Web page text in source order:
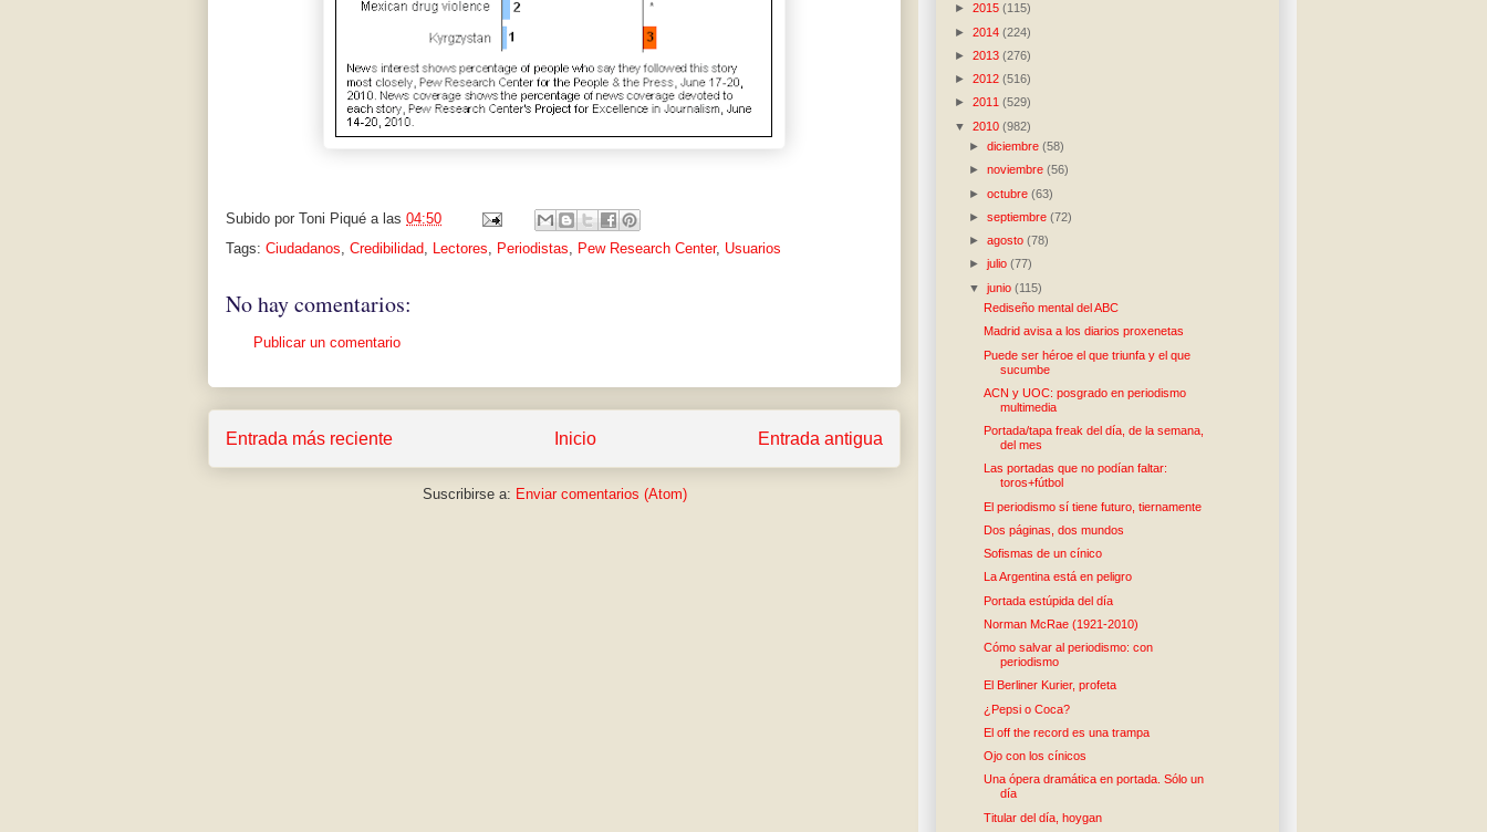
Subido por Toni Piqué a las 04:50
Tags: Ciudadanos, Credibilidad, Lectores, Periodistas, Pew Research Center, Usuarios
No hay comentarios:
Publicar un comentario
Entrada más reciente Entrada antigua
Inicio
Suscribirse a: Enviar comentarios (Atom)
► 2015 (115)
► 2014 (224)
► 2013 (276)
► 2012 (516)
► 2011 (529)
▼ 2010 (982)
►diciembre(58)
►noviembre(56)
►octubre(63)
►septiembre(72)
►agosto(78)
►julio(77)
▼junio(115)
Rediseño mental del ABC
Madrid avisa a los diarios proxenetas
Puede ser héroe el que triunfa y el que
sucumbe
ACN y UOC: posgrado en periodismo
multimedia
Portada/tapa freak del día, de la semana,
del mes
Las portadas que no podían faltar:
toros+fútbol
El periodismo sí tiene futuro, tiernamente
Dos páginas, dos mundos
Sofismas de un cínico
La Argentina está en peligro
Portada estúpida del día
Norman McRae (1921-2010)
Cómo salvar al periodismo: con
periodismo
El Berliner Kurier, profeta
¿Pepsi o Coca?
El off the record es una trampa
Ojo con los cínicos
Una ópera dramática en portada. Sólo un
día
Titular del día, hoygan